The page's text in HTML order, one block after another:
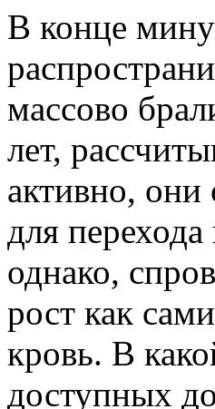
В конце
массово
лет,
активно, они
для
однако,
рост как
кровь. В
доступных